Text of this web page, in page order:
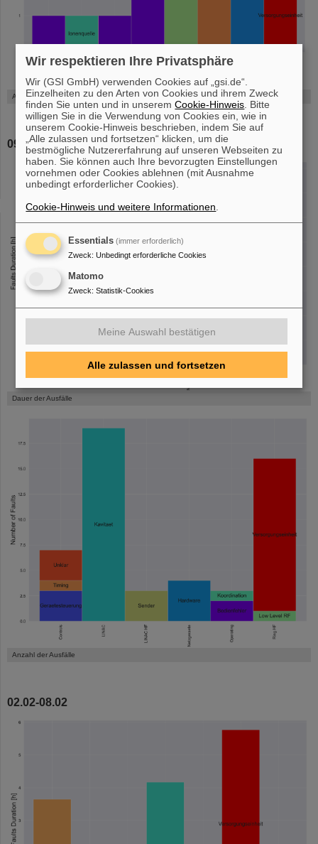
Anzahl der Ausfälle
09.02-15.02
Dauer der Ausfälle
Anzahl der Ausfälle
02.02-08.02
Wir respektieren Ihre Privatsphäre
Wir (GSI GmbH) verwenden Cookies auf „gsi.de“.
Einzelheiten zu den Arten von Cookies und ihrem Zweck
finden Sie unten und in unseremCookie-Hinweis . Bitte
willigen Sie in die Verwendung von Cookies ein, wie in
unserem Cookie-Hinweis beschrieben, indem Sie auf
„Alle zulassen und fortsetzen“ klicken, um die
bestmögliche Nutzererfahrung auf unseren Webseiten zu
haben. Sie können auch Ihre bevorzugten Einstellungen
vornehmen oder Cookies ablehnen (mit Ausnahme
unbedingt erforderlicher Cookies).
Cookie-Hinweis und weitere Informationen
Essentials (immer erforderlich)
Zweck: Unbedingt erforderliche Cookies
Matomo
Zweck: Statistik-Cookies
Meine Auswahl bestätigen
Alle zulassen und fortsetzen